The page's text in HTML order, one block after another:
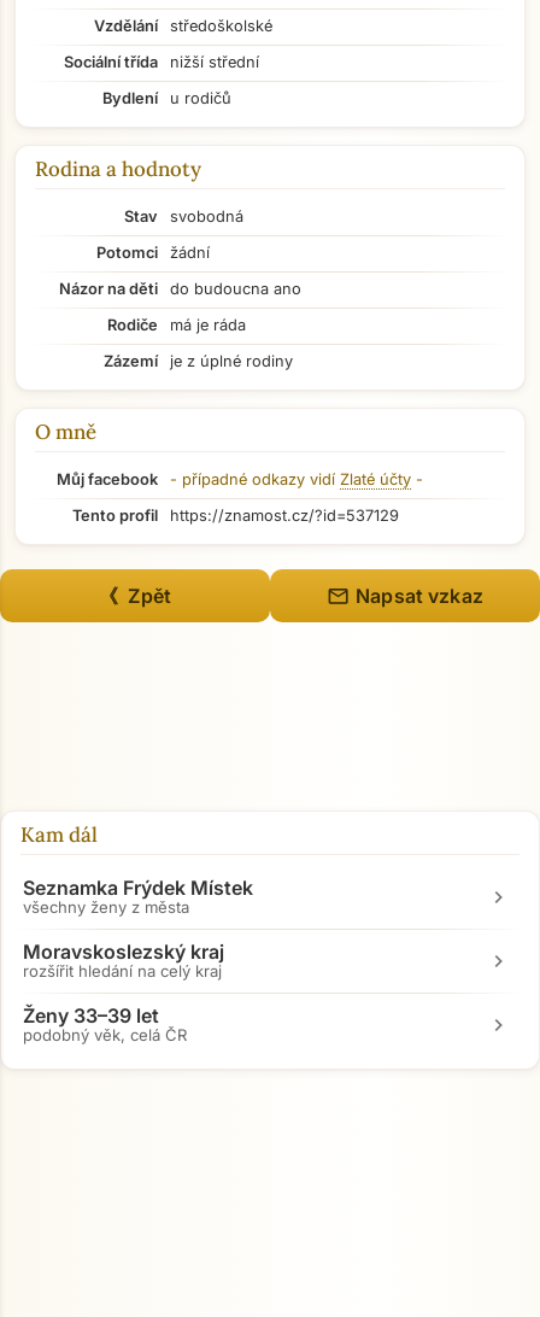
Přejít na hlavní obsah
Vzdělání
středoškolské
Sociální třída
nižší střední
Bydlení
u rodičů
Rodina a hodnoty
Stav
svobodná
Potomci
žádní
Názor na děti
do budoucna ano
Rodiče
má je ráda
Zázemí
je z úplné rodiny
O mně
Můj facebook - případné odkazy vidí Zlaté účty -
Tento profil
https://znamost.cz/?id=537129
《 Zpět mail Napsat vzkaz
Kam dál
Seznamka Frýdek Místek
všechny ženy z města chevron_right
Moravskoslezský kraj
rozšířit hledání na celý kraj chevron_right
Ženy 33–39 let
podobný věk, celá ČR chevron_right